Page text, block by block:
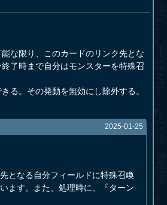
な限り、このカードのリンク先とな
了時まで自分はモンスターを特殊召
る。その発動を無効にし除外する。
2025-01-25
となる自分フィールドに特殊召喚
ます。また、処理時に、『ターン